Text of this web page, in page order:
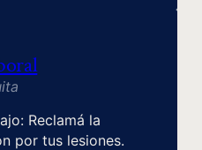
Reclamá la
por tus lesiones.